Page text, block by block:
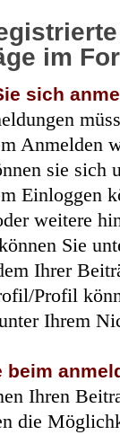
im
sich
Anmelden
sie sich
Einloggen
weitere
Sie
Ihrer
Profil
Ihrem
beim
Ihren
die